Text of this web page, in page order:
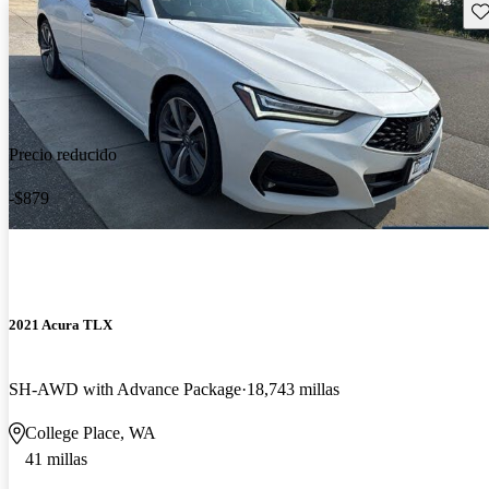
Precio reducido
-$879
2021 Acura TLX
SH-AWD with Advance Package 18,743 millas
College Place, WA
41 millas